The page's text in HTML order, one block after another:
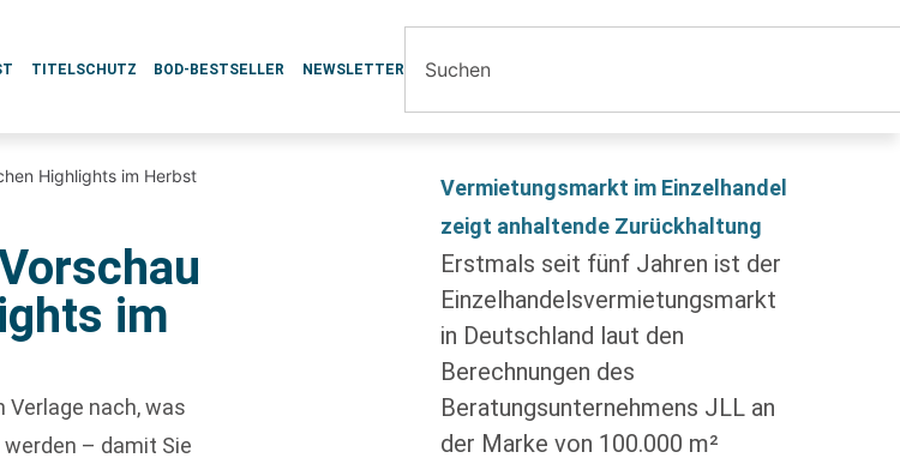
TITELSCHUTZ BOD-BESTSELLER NEWSLETTER
Highlights im Herbst
im
nach, was
– damit Sie
Vermietungsmarkt im Einzelhandel
zeigt anhaltende Zurückhaltung
Erstmals seit fünf Jahren ist der
Einzelhandelsvermietungsmarkt
in Deutschland laut den
Berechnungen des
Beratungsunternehmens JLL an
der Marke von 100.000 m²